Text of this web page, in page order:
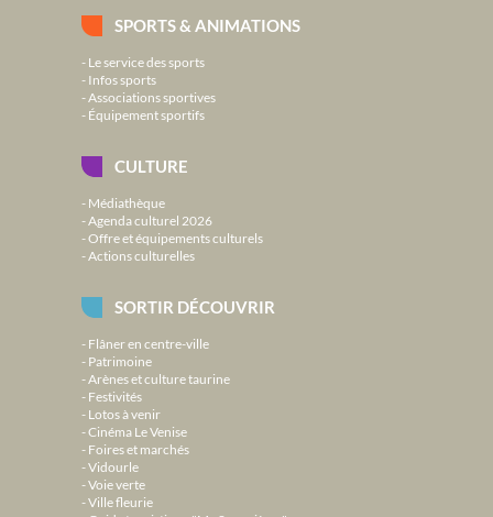
SPORTS & ANIMATIONS
Le service des sports
Infos sports
Associations sportives
Équipement sportifs
CULTURE
Médiathèque
Agenda culturel 2026
Offre et équipements culturels
Actions culturelles
SORTIR DÉCOUVRIR
Flâner en centre-ville
Patrimoine
Arènes et culture taurine
Festivités
Lotos à venir
Cinéma Le Venise
Foires et marchés
Vidourle
Voie verte
Ville fleurie